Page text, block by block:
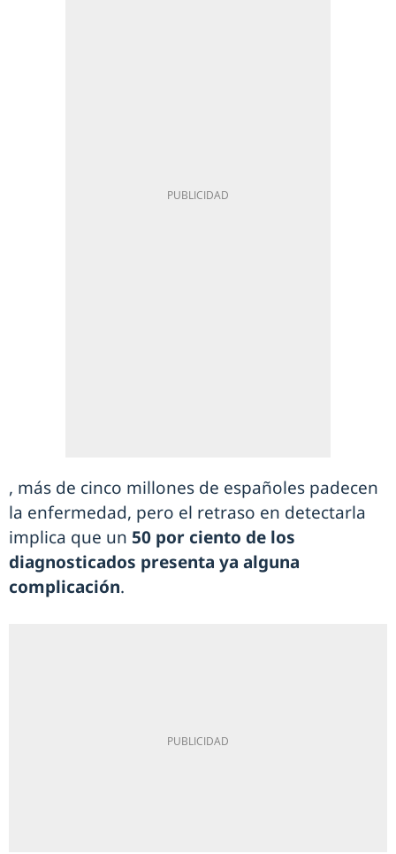
, más de cinco millones de españoles padecen
la enfermedad, pero el retraso en detectarla
implica que un 50 por ciento de los
diagnosticados presenta ya alguna
complicación.